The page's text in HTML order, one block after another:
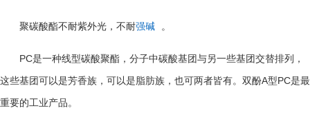
聚碳酸酯不耐紫外光，不耐强碱 。
PC是一种线型碳酸聚酯，分子中碳酸基团与另一些基团交替排列，
这些基团可以是芳香族，可以是脂肪族，也可两者皆有。双酚A型PC是最
重要的工业产品。